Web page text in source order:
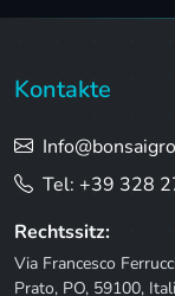
Kontakte
Tel: +39 328
Rechtssitz:
Via Francesco
Prato, PO, 59100,